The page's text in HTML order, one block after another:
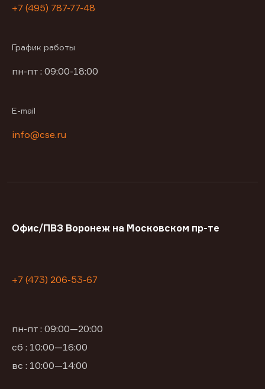
+7 (495) 787-77-48
График работы
пн-пт : 09:00-18:00
E-mail
info@cse.ru
Офис/ПВЗ Воронеж на Московском пр-те
+7 (473) 206-53-67
пн-пт : 09:00—20:00
сб : 10:00—16:00
вс : 10:00—14:00